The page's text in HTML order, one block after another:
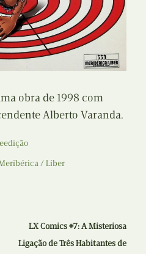
obra de 1998 com
Alberto Varanda.
/ Liber
LX Comics #7: A Misteriosa
Ligação de Três Habitantes de